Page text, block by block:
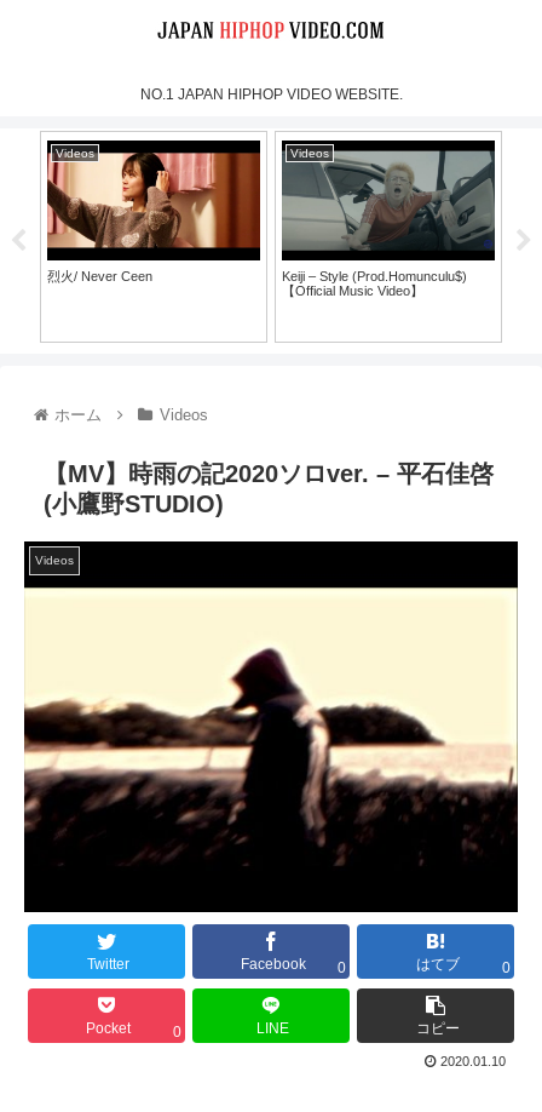
NO.1 JAPAN HIPHOP VIDEO WEBSITE.
Videos
烈火/ Never Ceen
Videos
Keiji – Style (Prod.Homunculu$)
【Official Music Video】
ホーム Videos
【MV】時雨の記2020ソロver. – 平石佳啓
(小鷹野STUDIO)
Videos
Twitter Facebook 0 はてブ 0
Pocket 0 LINE コピー
2020.01.10